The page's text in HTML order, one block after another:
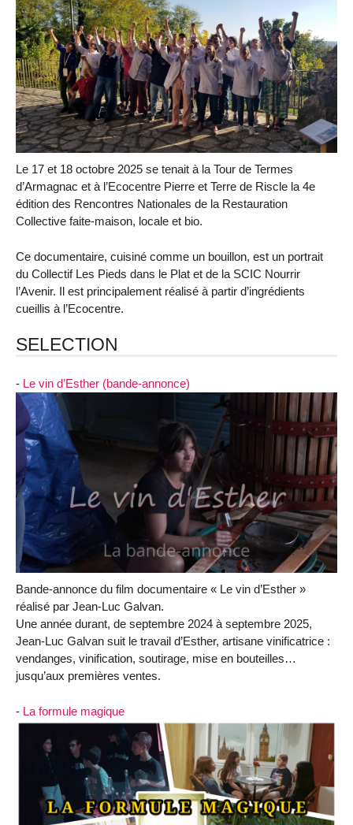
Le 17 et 18 octobre 2025 se tenait à la Tour de Termes
d’Armagnac et à l’Ecocentre Pierre et Terre de Riscle la 4e
édition des Rencontres Nationales de la Restauration
Collective faite-maison, locale et bio.
Ce documentaire, cuisiné comme un bouillon, est un portrait
du Collectif Les Pieds dans le Plat et de la SCIC Nourrir
l’Avenir. Il est principalement réalisé à partir d’ingrédients
cueillis à l’Ecocentre.
SELECTION
- Le vin d’Esther (bande-annonce)
Bande-annonce du film documentaire « Le vin d’Esther »
réalisé par Jean-Luc Galvan.
Une année durant, de septembre 2024 à septembre 2025,
Jean-Luc Galvan suit le travail d’Esther, artisane vinificatrice :
vendanges, vinification, soutirage, mise en bouteilles…
jusqu’aux premières ventes.
- La formule magique